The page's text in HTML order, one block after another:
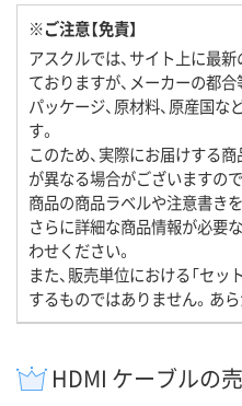
※ご注意【免責】
アスクルでは、サイト上に最
ておりますが、メーカーの都合
パッケージ、原材料、原産国な
す。
このため、実際にお届けする
が異なる場合がございますの
商品の商品ラベルや注意書き
さらに詳細な商品情報が必要
わせください。
また、販売単位における「セッ
するものではありません。あ
HDMI ケーブルの